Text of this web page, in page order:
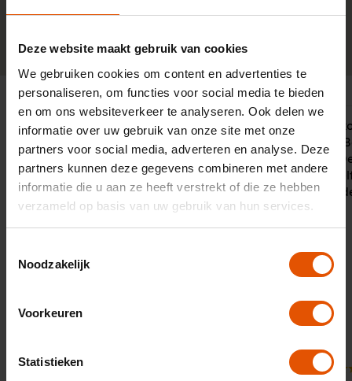
Deze website maakt gebruik van cookies
We gebruiken cookies om content en advertenties te
personaliseren, om functies voor social media te bieden
en om ons websiteverkeer te analyseren. Ook delen we
informatie over uw gebruik van onze site met onze
partners voor social media, adverteren en analyse. Deze
partners kunnen deze gegevens combineren met andere
informatie die u aan ze heeft verstrekt of die ze hebben
verzameld op basis van uw gebruik van hun services.
Noodzakelijk
Voorkeuren
Statistieken
Een voorbeeld uit het boekje snelle
opvolging, duidelijk communicatie en
zelfs bij wat uitdagingen wanneer
dealers zich vergissen komt er een
vriendelijke en informerende dialoog
op gang.
9 Door:
Inmiddels
Leaselinq.
tevreden!
vond het
bespreken.